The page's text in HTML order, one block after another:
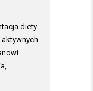
diety